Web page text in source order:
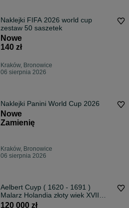
Naklejki FIFA 2026 world cup
zestaw 50 saszetek
Nowe
140 zł
Kraków, Bronowice
06 sierpnia 2026
Naklejki Panini World Cup 2026
Nowe
Zamienię
Kraków, Bronowice
06 sierpnia 2026
Aelbert Cuyp ( 1620 - 1691 )
Malarz Holandia złoty wiek XVII
Barok
120 000 zł